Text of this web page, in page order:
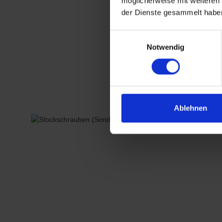
der Dienste gesammelt
Notwendig
Ablehnen